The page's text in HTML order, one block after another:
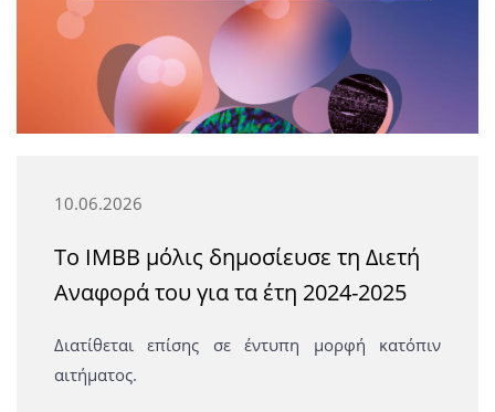
10.06.2026
Το IMBB μόλις δημοσίευσε τη Διετή
Αναφορά του για τα έτη 2024-2025
Διατίθεται επίσης σε έντυπη μορφή κατόπιν
αιτήματος.